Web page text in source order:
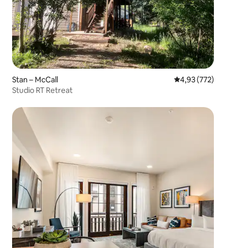
Stan – McCall Prosječna
4,93 (772)
Studio RT Retreat